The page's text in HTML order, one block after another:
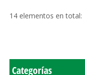
14 elementos en total:
Categorías